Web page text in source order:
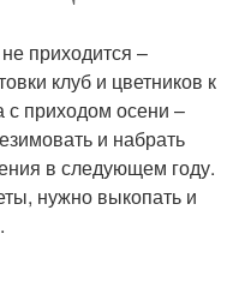
приходится –
клуб и цветников к
с приходом осени –
и набрать
в следующем году.
нужно выкопать и